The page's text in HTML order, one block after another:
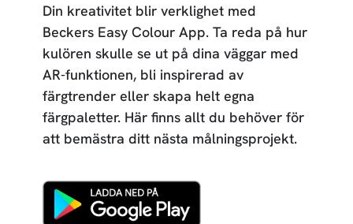
Din kreativitet blir verklighet med
Beckers Easy Colour App. Ta reda på hur
kulören skulle se ut på dina väggar med
AR-funktionen, bli inspirerad av
färgtrender eller skapa helt egna
färgpaletter. Här finns allt du behöver för
att bemästra ditt nästa målningsprojekt.